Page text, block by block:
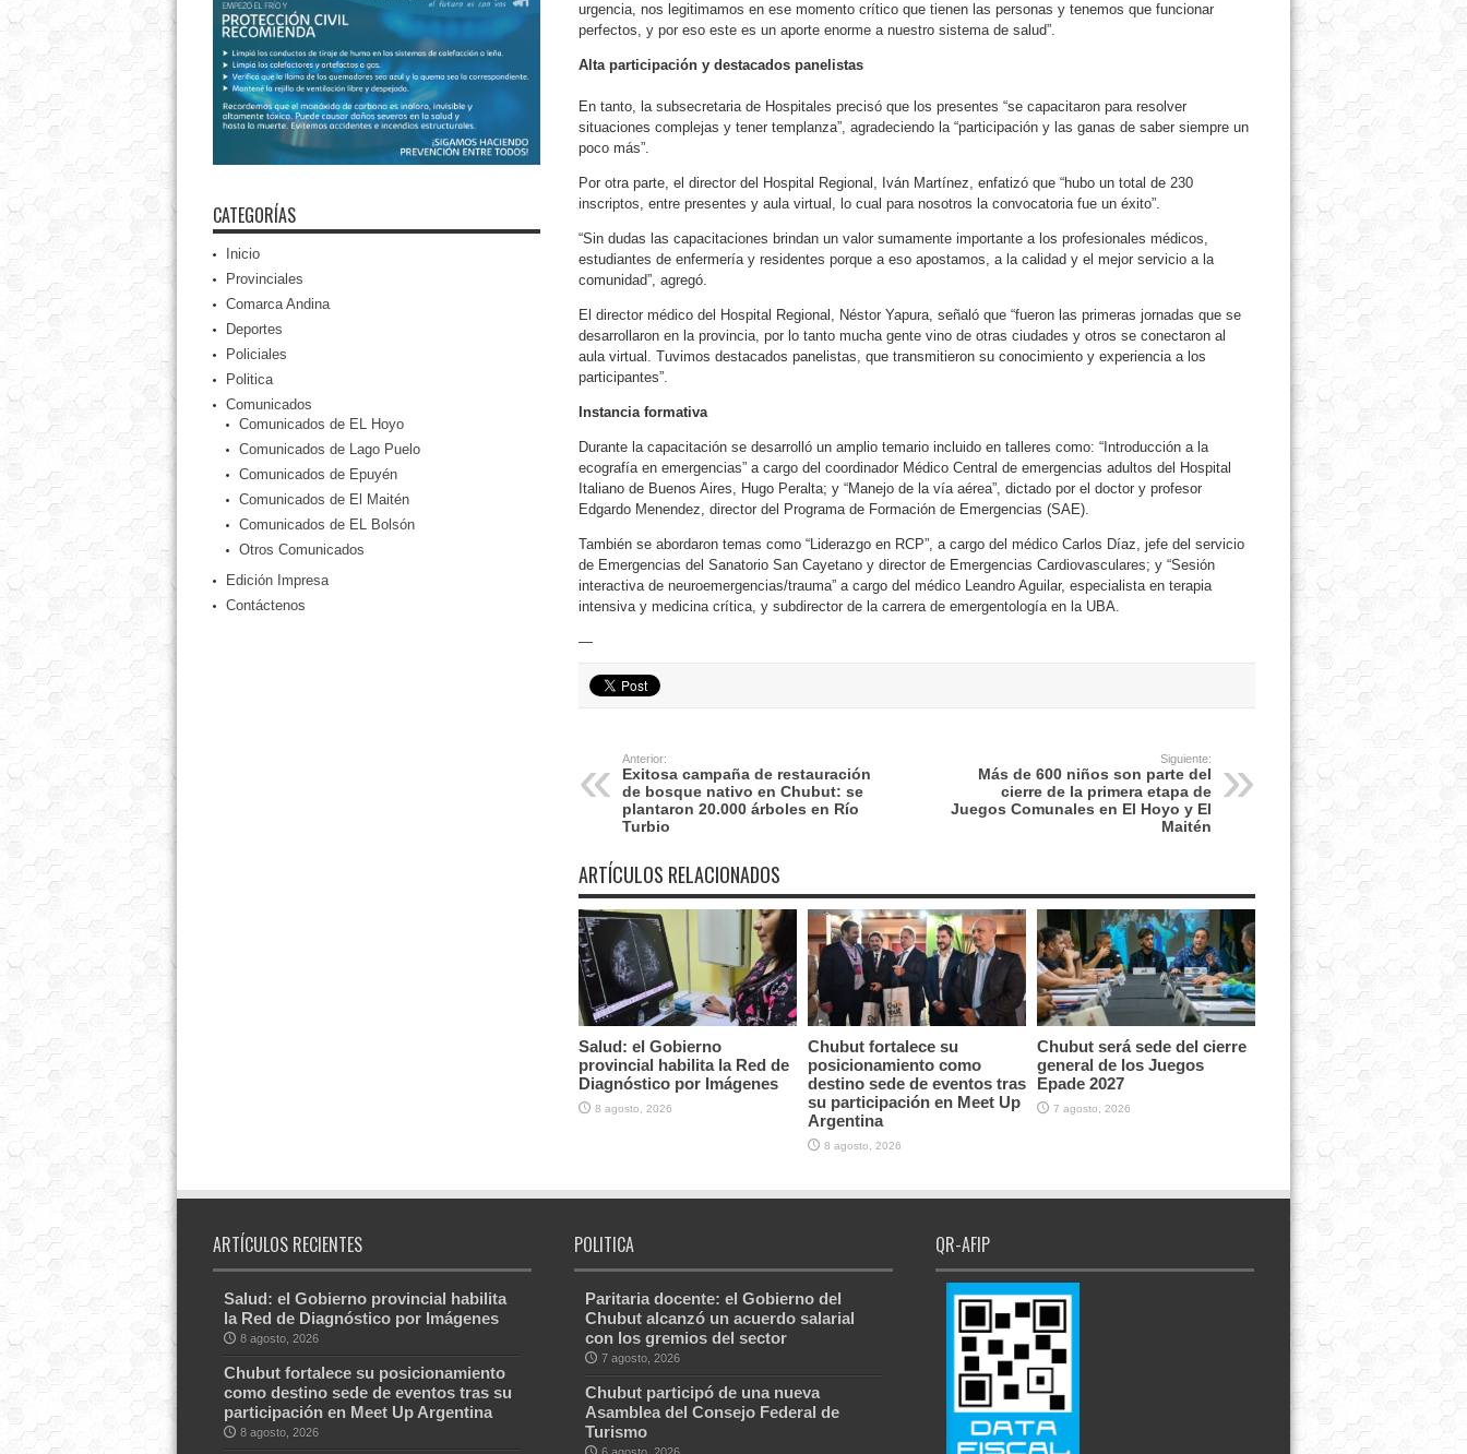
urgencia, nos legitimamos en ese momento crítico que tienen las personas y tenemos que funcionar
perfectos, y por eso este es un aporte enorme a nuestro sistema de salud”.
Alta participación y destacados panelistas
En tanto, la subsecretaria de Hospitales precisó que los presentes “se capacitaron para resolver
situaciones complejas y tener templanza”, agradeciendo la “participación y las ganas de saber siempre un
poco más”.
Por otra parte, el director del Hospital Regional, Iván Martínez, enfatizó que “hubo un total de 230
inscriptos, entre presentes y aula virtual, lo cual para nosotros la convocatoria fue un éxito”.
“Sin dudas las capacitaciones brindan un valor sumamente importante a los profesionales médicos,
estudiantes de enfermería y residentes porque a eso apostamos, a la calidad y el mejor servicio a la
comunidad”, agregó.
El director médico del Hospital Regional, Néstor Yapura, señaló que “fueron las primeras jornadas que se
desarrollaron en la provincia, por lo tanto mucha gente vino de otras ciudades y otros se conectaron al
aula virtual. Tuvimos destacados panelistas, que transmitieron su conocimiento y experiencia a los
participantes”.
Instancia formativa
Durante la capacitación se desarrolló un amplio temario incluido en talleres como: “Introducción a la
ecografía en emergencias” a cargo del coordinador Médico Central de emergencias adultos del Hospital
Italiano de Buenos Aires, Hugo Peralta; y “Manejo de la vía aérea”, dictado por el doctor y profesor
Edgardo Menendez, director del Programa de Formación de Emergencias (SAE).
También se abordaron temas como “Liderazgo en RCP”, a cargo del médico Carlos Díaz, jefe del servicio
de Emergencias del Sanatorio San Cayetano y director de Emergencias Cardiovasculares; y “Sesión
interactiva de neuroemergencias/trauma” a cargo del médico Leandro Aguilar, especialista en terapia
intensiva y medicina crítica, y subdirector de la carrera de emergentología en la UBA.
—
Anterior:
Exitosa campaña de restauración
de bosque nativo en Chubut: se
plantaron 20.000 árboles en Río
Turbio
Siguiente:
Más de 600 niños son parte del
cierre de la primera etapa de
Juegos Comunales en El Hoyo y El
Maitén
ARTÍCULOS RELACIONADOS
Salud: el Gobierno
provincial habilita la Red de
Diagnóstico por Imágenes
8 agosto, 2026
Chubut fortalece su
posicionamiento como
destino sede de eventos tras
su participación en Meet Up
Argentina
8 agosto, 2026
Chubut será sede del cierre
general de los Juegos
Epade 2027
7 agosto, 2026
CATEGORÍAS
Inicio
Provinciales
Comarca Andina
Deportes
Policiales
Politica
Comunicados
Comunicados de EL Hoyo
Comunicados de Lago Puelo
Comunicados de Epuyén
Comunicados de El Maitén
Comunicados de EL Bolsón
Otros Comunicados
Edición Impresa
Contáctenos
ARTÍCULOS RECIENTES
Salud: el Gobierno provincial habilita
la Red de Diagnóstico por Imágenes
8 agosto, 2026
Chubut fortalece su posicionamiento
como destino sede de eventos tras su
participación en Meet Up Argentina
8 agosto, 2026
POLITICA
Paritaria docente: el Gobierno del
Chubut alcanzó un acuerdo salarial
con los gremios del sector
7 agosto, 2026
Chubut participó de una nueva
Asamblea del Consejo Federal de
Turismo
QR-AFIP